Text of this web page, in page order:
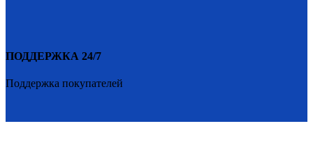
ПОДДЕРЖКА 24/7
Поддержка покупателей